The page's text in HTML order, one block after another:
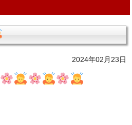
2024年02月23日